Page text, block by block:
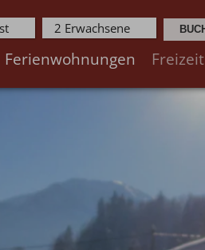
2 Erwachsene
Ferienwohnungen Freizeit